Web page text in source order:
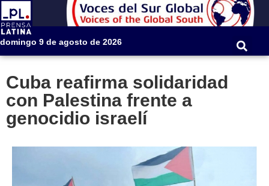
domingo 9 de agosto de 2026
Cuba reafirma solidaridad
con Palestina frente a
genocidio israelí